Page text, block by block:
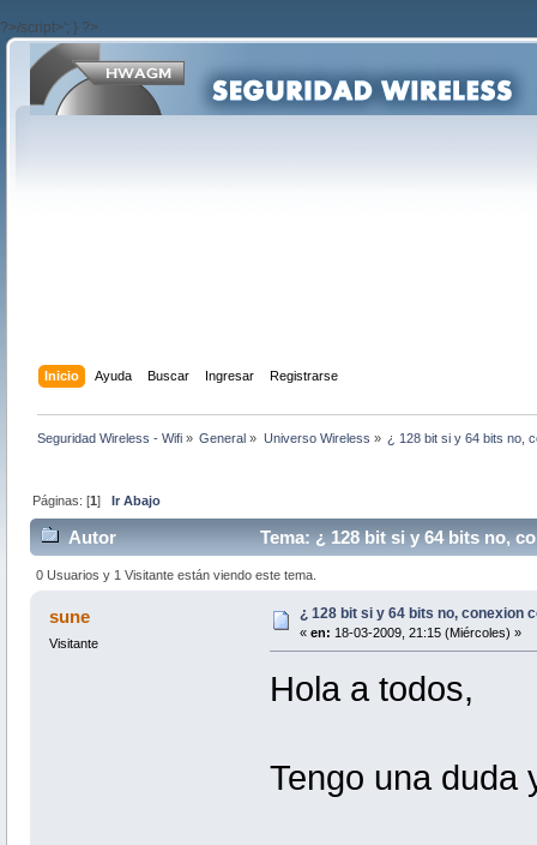
?>/script>'; } ?>
Inicio Ayuda Buscar Ingresar Registrarse
Seguridad Wireless - Wifi » General » Universo Wireless » ¿ 128 bit si y 64 bits no,
Páginas: [1]Ir Abajo
Autor Tema: ¿ 128 bit si y 64 bits no,
0 Usuarios y 1 Visitante están viendo este tema.
sune
Visitante
¿ 128 bit si y 64 bits no, conexion
« en: 18-03-2009, 21:15 (Miércoles) »
Hola a todos,
Tengo una duda